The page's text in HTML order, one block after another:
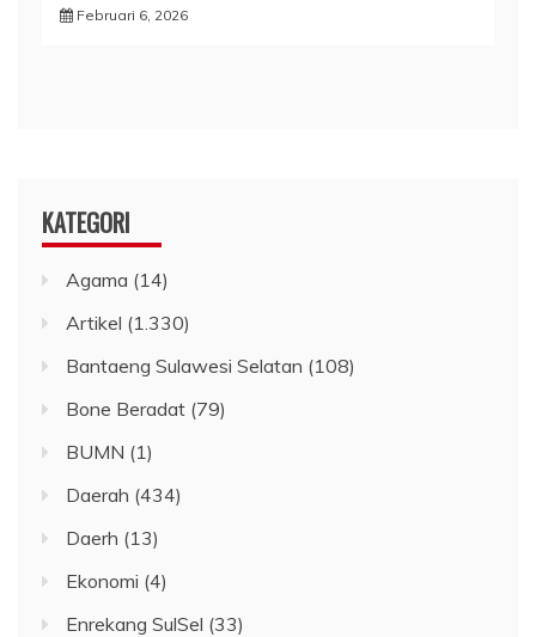
Februari 6, 2026
KATEGORI
Agama (14)
Artikel (1.330)
Bantaeng Sulawesi Selatan (108)
Bone Beradat (79)
BUMN (1)
Daerah (434)
Daerh (13)
Ekonomi (4)
Enrekang SulSel (33)